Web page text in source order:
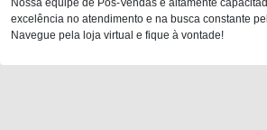
excelência no atendimento e na busca constante
Navegue pela loja virtual e fique à vontade!